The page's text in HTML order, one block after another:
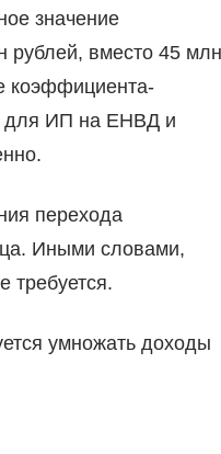
значение
рублей, вместо 45 млн
коэффициента-
для ИП на ЕНВД и
перехода
Иными словами,
требуется.
умножать доходы